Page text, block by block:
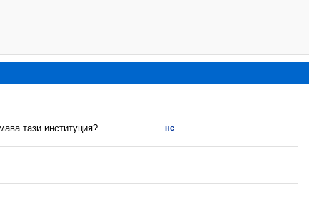
тази институция? не